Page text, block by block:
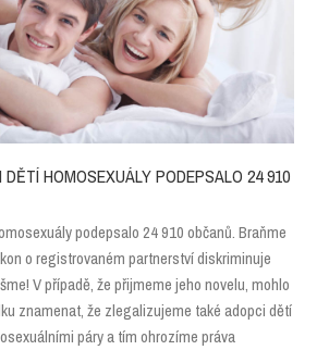
HOMOSEXUÁLY PODEPSALO 24 910
podepsalo 24 910 občanů. Braňme
o registrovaném partnerství diskriminuje
V případě, že přijmeme jeho novelu, mohlo
znamenat, že zlegalizujeme také adopci dětí
páry a tím ohrozíme práva